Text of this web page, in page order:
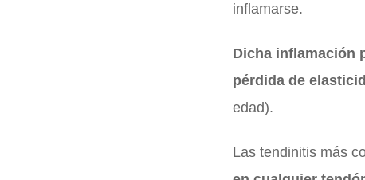
inflamarse.
Dicha inflamación
pérdida de
edad).
Las tendinitis más